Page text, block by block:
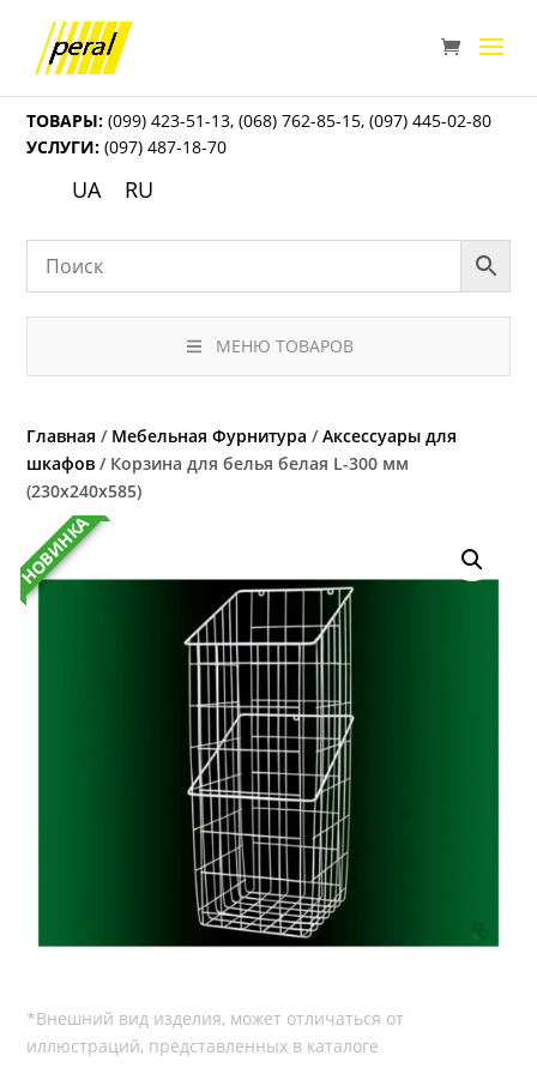
ТОВАРЫ: (099) 423-51-13,(068) 762-85-15,(097) 445-02-80
УСЛУГИ: (097) 487-18-70
UA RU
МЕНЮ ТОВАРОВ
Главная / Мебельная Фурнитура /Аксессуары для
шкафов / Корзина для белья белая L-300 мм
(230х240х585)
НОВИНКА